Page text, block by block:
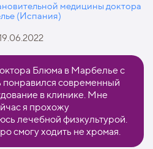
медицины доктора
(Испания)
Блюма в Марбелье с
современный
в клинике. Мне
я прохожу
лечебной физкультурой.
смогу ходить не хромая.